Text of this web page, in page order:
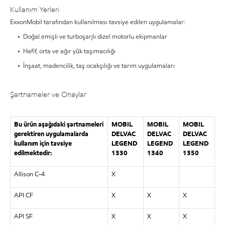
Kullanım Yerleri
ExxonMobil tarafından kullanılması tavsiye edilen uygulamalar:
• Doğal emişli ve turboşarjlı dizel motorlu ekipmanlar
• Hafif, orta ve ağır yük taşımacılığı
• İnşaat, madencilik, taş ocakçılığı ve tarım uygulamaları
Şartnameler ve Onaylar
Bu ürün aşağıdaki şartnameleri
gerektiren uygulamalarda
kullanım için tavsiye
edilmektedir:
MOBIL
DELVAC
LEGEND
1330
MOBIL
DELVAC
LEGEND
1340
MOBIL
DELVAC
LEGEND
1350
Allison C-4 X
API CF X X X
API SF X X X